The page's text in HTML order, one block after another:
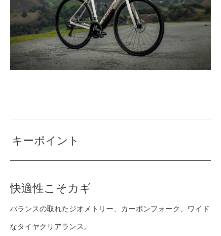
キーポイント
快適性こそカギ
バランスの取れたジオメトリー、カーボンフォーク、ワイド
なタイヤクリアランス。